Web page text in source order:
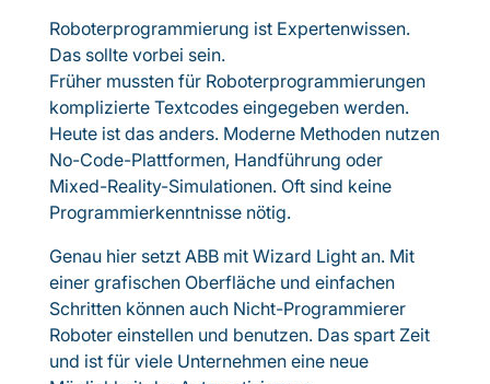
Roboterprogrammierung ist Expertenwissen.
Das sollte vorbei sein.
Früher mussten für Roboterprogrammierungen
komplizierte Textcodes eingegeben werden.
Heute ist das anders. Moderne Methoden nutzen
No-Code-Plattformen, Handführung oder
Mixed-Reality-Simulationen. Oft sind keine
Programmierkenntnisse nötig.
Genau hier setzt ABB mit Wizard Light an. Mit
einer grafischen Oberfläche und einfachen
Schritten können auch Nicht-Programmierer
Roboter einstellen und benutzen. Das spart Zeit
und ist für viele Unternehmen eine neue